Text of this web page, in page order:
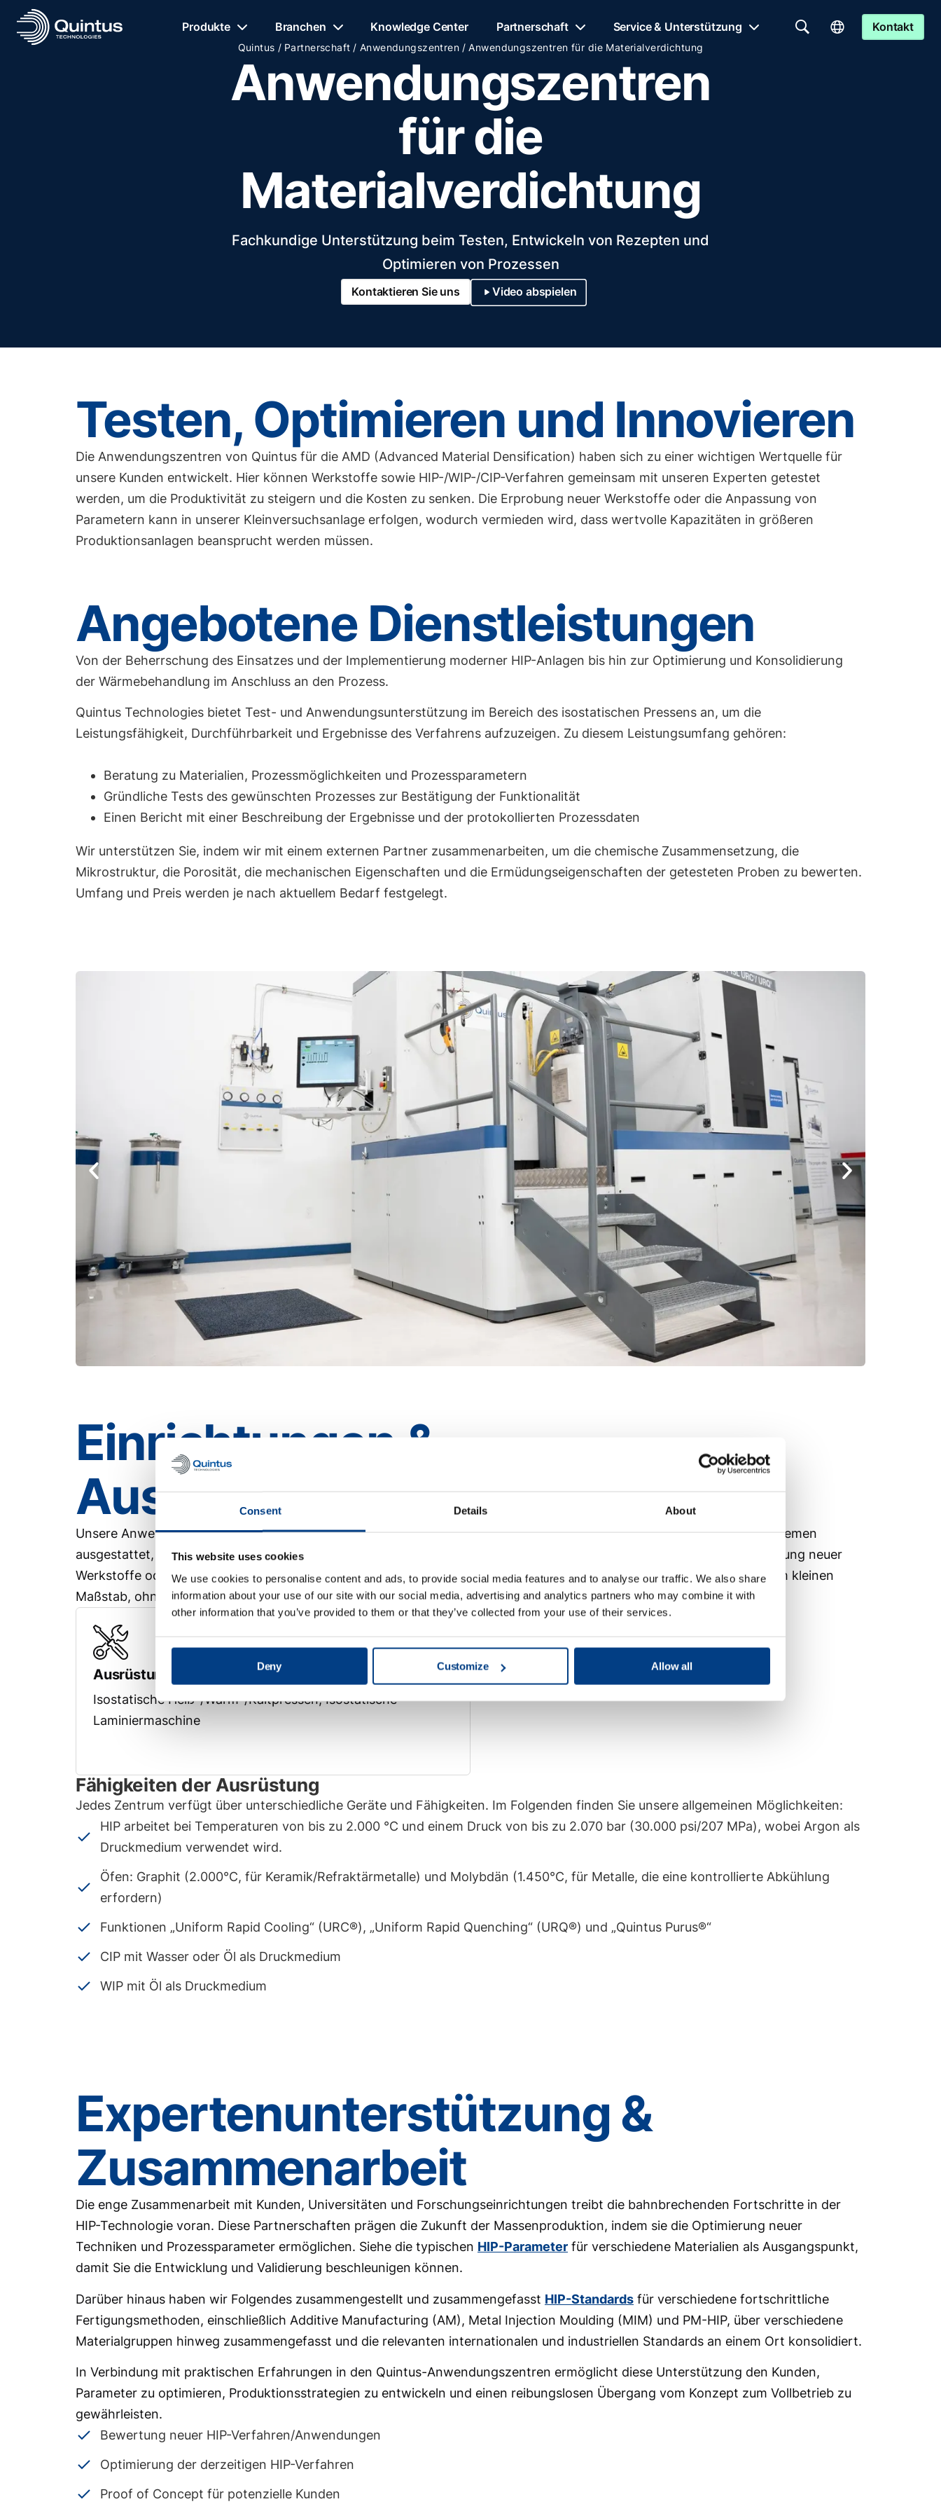
Consent Details About
This website uses cookies
We use cookies to personalise content and ads, to provide social media features and to analyse our traffic. We also share
information about your use of our site with our social media, advertising and analytics partners who may combine it with
other information that you’ve provided to them or that they’ve collected from your use of their services.
Deny Customize Allow all
Produkte Branchen Knowledge Center Partnerschaft Service & Unterstützung Kontakt
Quintus / Partnerschaft / Anwendungszentren / Anwendungszentren für die Materialverdichtung
Anwendungszentren
für die
Materialverdichtung
Fachkundige Unterstützung beim Testen, Entwickeln von Rezepten und
Optimieren von Prozessen
Kontaktieren Sie uns Video abspielen
Testen, Optimieren und Innovieren
Die Anwendungszentren von Quintus für die AMD (Advanced Material Densification) haben sich zu einer wichtigen Wertquelle für
unsere Kunden entwickelt. Hier können Werkstoffe sowie HIP-/WIP-/CIP-Verfahren gemeinsam mit unseren Experten getestet
werden, um die Produktivität zu steigern und die Kosten zu senken. Die Erprobung neuer Werkstoffe oder die Anpassung von
Parametern kann in unserer Kleinversuchsanlage erfolgen, wodurch vermieden wird, dass wertvolle Kapazitäten in größeren
Produktionsanlagen beansprucht werden müssen.
Angebotene Dienstleistungen
Von der Beherrschung des Einsatzes und der Implementierung moderner HIP-Anlagen bis hin zur Optimierung und Konsolidierung
der Wärmebehandlung im Anschluss an den Prozess.
Quintus Technologies bietet Test- und Anwendungsunterstützung im Bereich des isostatischen Pressens an, um die
Leistungsfähigkeit, Durchführbarkeit und Ergebnisse des Verfahrens aufzuzeigen. Zu diesem Leistungsumfang gehören:
Beratung zu Materialien, Prozessmöglichkeiten und Prozessparametern
Gründliche Tests des gewünschten Prozesses zur Bestätigung der Funktionalität
Einen Bericht mit einer Beschreibung der Ergebnisse und der protokollierten Prozessdaten
Wir unterstützen Sie, indem wir mit einem externen Partner zusammenarbeiten, um die chemische Zusammensetzung, die
Mikrostruktur, die Porosität, die mechanischen Eigenschaften und die Ermüdungseigenschaften der getesteten Proben zu bewerten.
Umfang und Preis werden je nach aktuellem Bedarf festgelegt.
Einrichtungen &
Ausstattung
Unsere Anwendungszentren sind mit modernsten Anlagen sowie einer umfassenden Palette an HIP-, WIP- und CIP-Systemen
ausgestattet, die sowohl für Testzwecke als auch für die Entwicklung konzipiert sind. Ganz gleich, ob es um die Bewertung neuer
Werkstoffe oder die Feinabstimmung von Prozessparametern geht – unsere Anlagen ermöglichen effiziente Versuche im kleinen
Maßstab, ohne die Serienproduktion zu beeinträchtigen.
Ausrüstung
Isostatische Heiß-/Warm-/Kaltpressen, Isostatische
Laminiermaschine
Fähigkeiten der Ausrüstung
Jedes Zentrum verfügt über unterschiedliche Geräte und Fähigkeiten. Im Folgenden finden Sie unsere allgemeinen Möglichkeiten:
HIP arbeitet bei Temperaturen von bis zu 2.000 °C und einem Druck von bis zu 2.070 bar (30.000 psi/207 MPa), wobei Argon als
Druckmedium verwendet wird.
Öfen: Graphit (2.000°C, für Keramik/Refraktärmetalle) und Molybdän (1.450°C, für Metalle, die eine kontrollierte Abkühlung
erfordern)
Funktionen „Uniform Rapid Cooling“ (URC®), „Uniform Rapid Quenching“ (URQ®) und „Quintus Purus®“
CIP mit Wasser oder Öl als Druckmedium
WIP mit Öl als Druckmedium
Expertenunterstützung &
Zusammenarbeit
Die enge Zusammenarbeit mit Kunden, Universitäten und Forschungseinrichtungen treibt die bahnbrechenden Fortschritte in der
HIP-Technologie voran. Diese Partnerschaften prägen die Zukunft der Massenproduktion, indem sie die Optimierung neuer
Techniken und Prozessparameter ermöglichen. Siehe die typischen HIP-Parameter für verschiedene Materialien als Ausgangspunkt,
damit Sie die Entwicklung und Validierung beschleunigen können.
Darüber hinaus haben wir Folgendes zusammengestellt und zusammengefasst HIP-Standards für verschiedene fortschrittliche
Fertigungsmethoden, einschließlich Additive Manufacturing (AM), Metal Injection Moulding (MIM) und PM-HIP, über verschiedene
Materialgruppen hinweg zusammengefasst und die relevanten internationalen und industriellen Standards an einem Ort konsolidiert.
In Verbindung mit praktischen Erfahrungen in den Quintus-Anwendungszentren ermöglicht diese Unterstützung den Kunden,
Parameter zu optimieren, Produktionsstrategien zu entwickeln und einen reibungslosen Übergang vom Konzept zum Vollbetrieb zu
gewährleisten.
Bewertung neuer HIP-Verfahren/Anwendungen
Optimierung der derzeitigen HIP-Verfahren
Proof of Concept für potenzielle Kunden